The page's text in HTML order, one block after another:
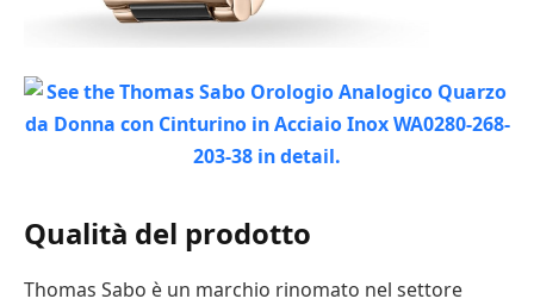
Qualità del prodotto
Thomas Sabo è un marchio rinomato nel settore